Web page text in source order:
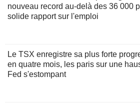
nouveau record au-delà des 36 000
solide rapport sur l'emploi
Le TSX enregistre sa plus forte
en quatre mois, les paris sur une
Fed s'estompant